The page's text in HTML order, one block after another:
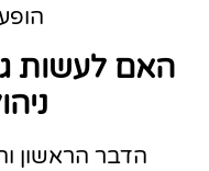
האם לעשות
הדבר הראשון